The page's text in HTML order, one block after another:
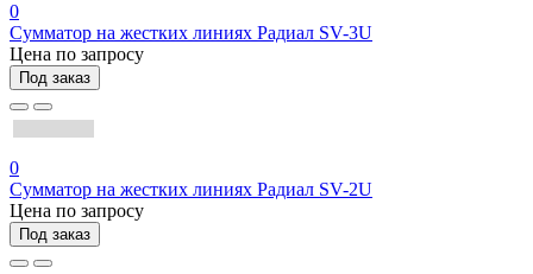
0
Сумматор на жестких линиях Радиал SV-3U
Цена по запросу
Под заказ
0
Сумматор на жестких линиях Радиал SV-2U
Цена по запросу
Под заказ